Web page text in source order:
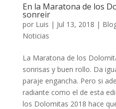
En la Maratona de los
sonreir
por Luis | Jul 13, 2018 |
Noticias
La Maratona de los
sonrisas y buen rollo. Da
paraje engancha. Pero si
radiante como el de esta
los Dolomitas 2018 hace